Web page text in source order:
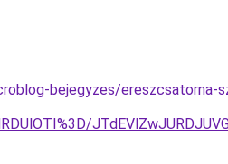
bejegyzes/ereszcsatorna-